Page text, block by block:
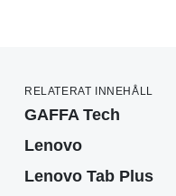
RELATERAT INNEHÅLL
GAFFA Tech
Lenovo
Lenovo Tab Plus